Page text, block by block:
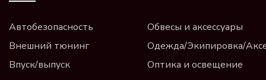
Автобезопасность
Внешний тюнинг
Впуск/выпуск
Обвесы и аксессуары
Одежда/Экипировка/
Оптика и освещение